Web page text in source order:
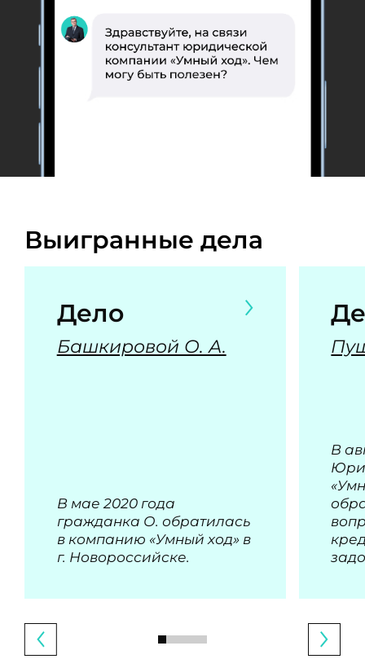
Выигранные дела
Дело
Башкировой О. А.
В мае 2020 года
гражданка О. обратилась
в компанию «Умный ход» в
г. Новороссийске.
В